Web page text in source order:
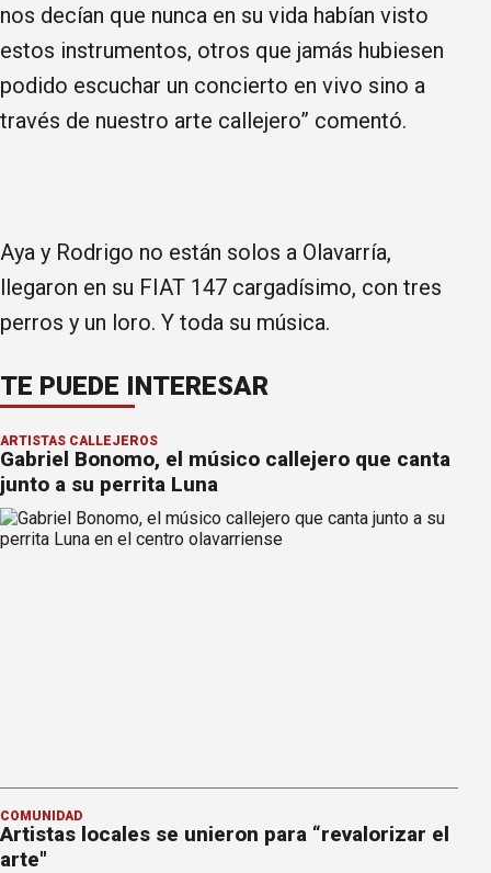
nos decían que nunca en su vida habían visto
estos instrumentos, otros que jamás hubiesen
podido escuchar un concierto en vivo sino a
través de nuestro arte callejero” comentó.
Aya y Rodrigo no están solos a Olavarría,
llegaron en su FIAT 147 cargadísimo, con tres
perros y un loro. Y toda su música.
TE PUEDE INTERESAR
ARTISTAS CALLEJEROS
Gabriel Bonomo, el músico callejero que canta
junto a su perrita Luna
COMUNIDAD
Artistas locales se unieron para “revalorizar el
arte"